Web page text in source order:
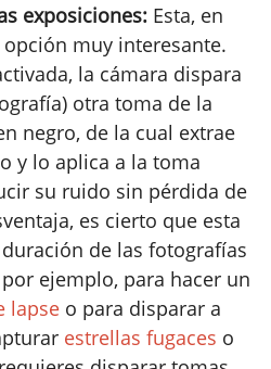
exposiciones: Esta, en
muy interesante.
la cámara dispara
otra toma de la
negro, de la cual extrae
y lo aplica a la toma
su ruido sin pérdida de
es cierto que esta
de las fotografías
ejemplo, para hacer un
lapse o para disparar a
estrellas fugaces o